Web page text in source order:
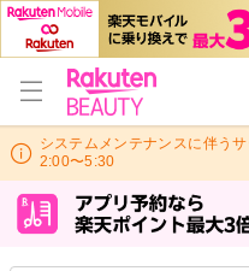
システムメンテナンスに伴う
2:00〜5:30